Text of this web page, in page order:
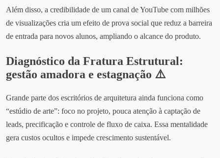
Além disso, a credibilidade de um canal de YouTube com milhões
de visualizações cria um efeito de prova social que reduz a barreira
de entrada para novos alunos, ampliando o alcance do produto.
Diagnóstico da Fratura Estrutural:
gestão amadora e estagnação ⚠️
Grande parte dos escritórios de arquitetura ainda funciona como
“estúdio de arte”: foco no projeto, pouca atenção à captação de
leads, precificação e controle de fluxo de caixa. Essa mentalidade
gera custos ocultos e impede crescimento sustentável.